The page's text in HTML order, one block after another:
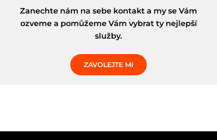
Zanechte nám na sebe kontakt a my se Vám
ozveme a pomůžeme Vám vybrat ty nejlepší
služby.
ZAVOLEJTE MI